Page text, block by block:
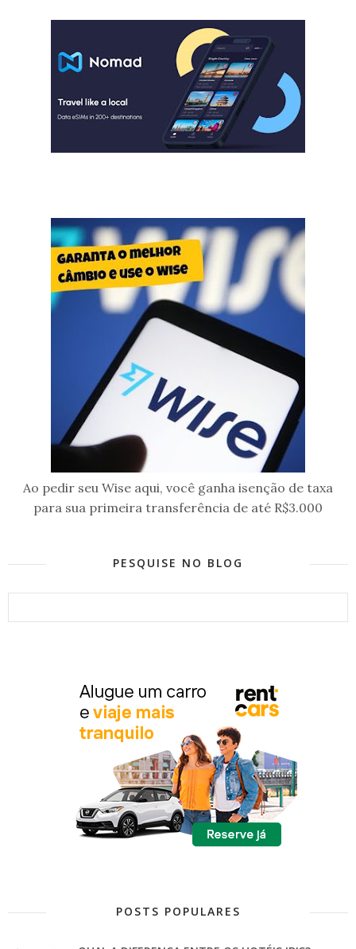
Ao pedir seu Wise aqui, você ganha isenção de taxa
para sua primeira transferência de até R$3.000
PESQUISE NO BLOG
POSTS POPULARES